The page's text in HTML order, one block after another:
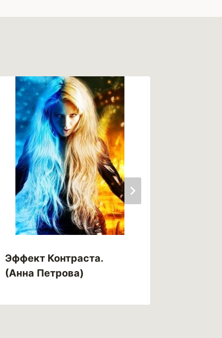
Эффект Контраста.
(Анна Петрова)